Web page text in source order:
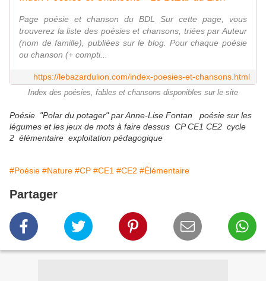
Page poésie et chanson du BDL Sur cette page, vous
trouverez la liste des poésies et chansons, triées par Auteur
(nom de famille), publiées sur le blog. Pour chaque poésie
ou chanson (+ compti...
https://lebazardulion.com/index-poesies-et-chansons.html
Index des poésies, fables et chansons disponibles sur le site
Poésie "Polar du potager" par Anne-Lise Fontan poésie sur les
légumes et les jeux de mots à faire dessus CP CE1 CE2 cycle
2 élémentaire exploitation pédagogique
#Poésie #Nature #CP #CE1 #CE2 #Élémentaire
Partager